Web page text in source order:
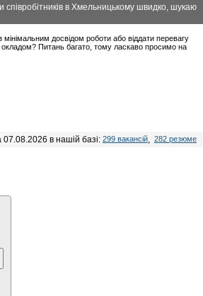
в Хмельницькому швидко, шукаю
мінімальним досвідом роботи або віддати перевагу
Питань багато, тому ласкаво просимо на
07.08.2026 в нашій базі: 299 вакансій, 282 резюме